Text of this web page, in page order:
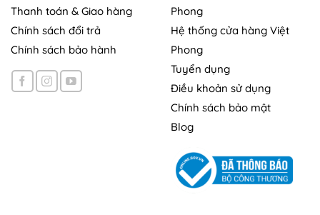
Thanh toán & Giao hàng
Chính sách đổi trả
Chính sách bảo hành
Phong
Hệ thống cửa hàng Việt
Phong
Tuyển dụng
Điều khoản sử dụng
Chính sách bảo mật
Blog